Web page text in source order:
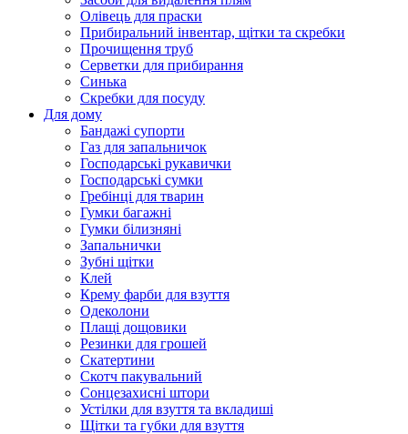
Олівець для праски
Прибиральний інвентар, щітки та скребки
Прочищення труб
Серветки для прибирання
Синька
Скребки для посуду
Для дому
Бандажі супорти
Газ для запальничок
Господарські рукавички
Господарські сумки
Гребінці для тварин
Гумки багажні
Гумки білизняні
Запальнички
Зубні щітки
Клей
Крему фарби для взуття
Одеколони
Плащі дощовики
Резинки для грошей
Скатертини
Скотч пакувальний
Сонцезахисні штори
Устілки для взуття та вкладиші
Щітки та губки для взуття